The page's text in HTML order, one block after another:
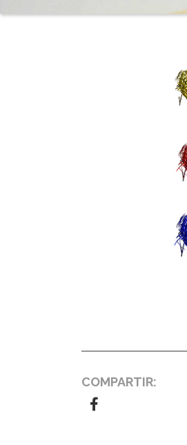
COMPARTIR: